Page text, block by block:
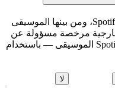
لا، لأن الأعمال الموسيقية على Spotify، ومن بينها الموسيقى
خارجية مرخصة مسؤولة عن
إنشائها وتحميلها أيضاً. لا تنشئ Spotify الموسيقى — باستخدام
لا